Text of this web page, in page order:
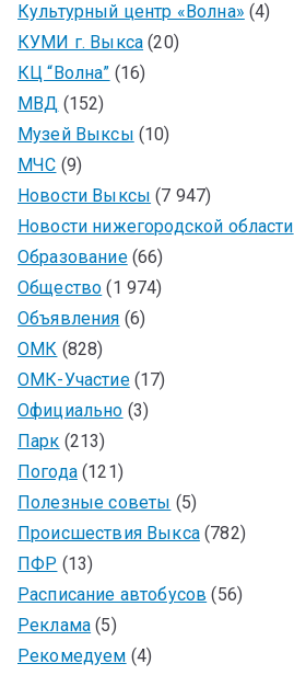
Культурный центр «Волна» (4)
КУМИ г. Выкса (20)
КЦ “Волна” (16)
МВД (152)
Музей Выксы (10)
МЧС (9)
Новости Выксы (7 947)
Новости нижегородской области
Образование(66)
Общество (1 974)
Объявления (6)
ОМК (828)
ОМК-Участие(17)
Официально (3)
Парк (213)
Погода(121)
Полезные советы (5)
Происшествия Выкса(782)
ПФР (13)
Расписание автобусов (56)
Реклама (5)
Рекомедуем (4)